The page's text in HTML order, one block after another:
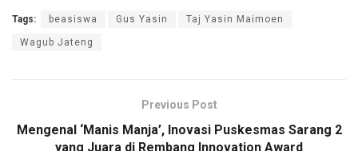
Tags: beasiswa Gus Yasin Taj Yasin Maimoen
Wagub Jateng
Previous Post
Mengenal ‘Manis Manja’, Inovasi Puskesmas Sarang 2
yang Juara di Rembang Innovation Award